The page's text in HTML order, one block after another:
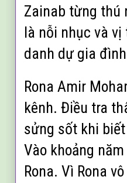
Zainab từng thú
là nỗi nhục và
danh dự gia
Rona Amir
kênh. Điều tra
sửng sốt khi
Vào khoảng
Rona. Vì Rona